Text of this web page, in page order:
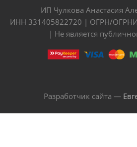
ИП Чулкова Анастасия
ИНН 331405822720 | ОГРН/
| Не является
Разработчик сайта —